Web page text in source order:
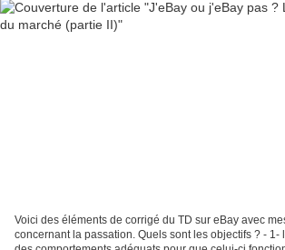
Voici des éléments de corrigé du TD sur eBay avec
concernant la passation. Quels sont les objectifs ? - 1-